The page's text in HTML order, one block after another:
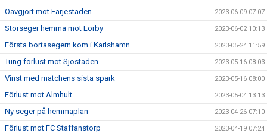
Oavgjort mot Färjestaden 2023-06-09 07:07
Storseger hemma mot Lörby 2023-06-02 10:13
Första bortasegern kom i Karlshamn 2023-05-24 11:59
Tung förlust mot Sjöstaden 2023-05-16 08:03
Vinst med matchens sista spark 2023-05-16 08:00
Förlust mot Älmhult 2023-05-04 13:13
Ny seger på hemmaplan 2023-04-26 07:10
Förlust mot FC Staffanstorp 2023-04-19 07:24